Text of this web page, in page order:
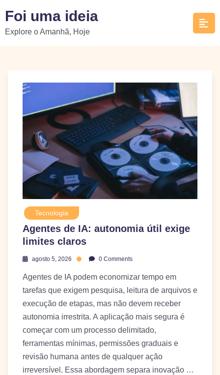
content
Foi uma ideia
Explore o Amanhã, Hoje
Tecnologia
Agentes de IA: autonomia útil exige
limites claros
agosto 5, 2026 0 Comments
Agentes de IA podem economizar tempo em
tarefas que exigem pesquisa, leitura de arquivos e
execução de etapas, mas não devem receber
autonomia irrestrita. A aplicação mais segura é
começar com um processo delimitado,
ferramentas mínimas, permissões graduais e
revisão humana antes de qualquer ação
irreversível. Essa abordagem separa inovação …